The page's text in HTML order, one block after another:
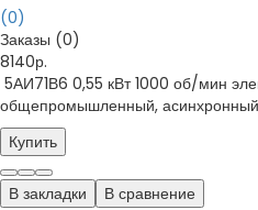
(0)
Заказы (0)
8140р.
5АИ71В6 0,55 кВт 1000 об/мин
общепромышленный,
Купить
В закладки В сравнение